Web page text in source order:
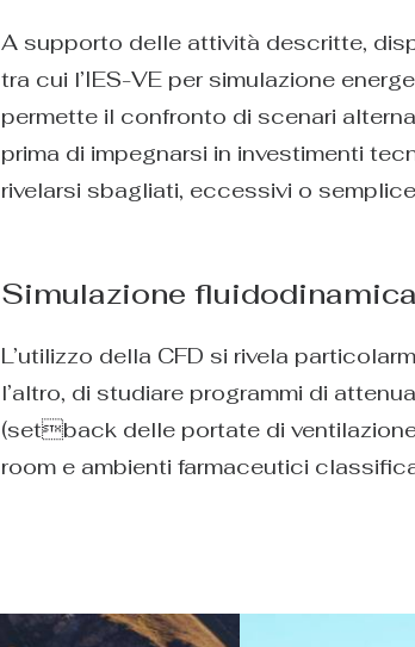
A supporto delle attività descritte,
tra cui l’IES-VE per simulazione
permette il confronto di scenari
prima di impegnarsi in investimenti
rivelarsi sbagliati, eccessivi o
Simulazione fluidodinamica
L’utilizzo della CFD si rivela
l’altro, di studiare programmi di
(setback delle portate di
room e ambienti farmaceutici